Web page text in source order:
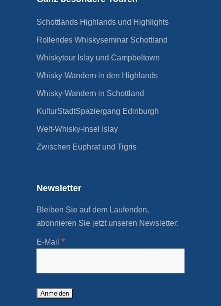
Schottlands Highlands und Highlights
Rollendes Whiskyseminar Schottland
Whiskytour Islay und Campbeltown
Whisky-Wandern in den Highlands
Whisky-Wandern in Schottland
KulturStadtSpaziergang Edinburgh
Welt-Whisky-Insel Islay
Zwischen Euphrat und Tigris
Newsletter
Bleiben Sie auf dem Laufenden,
abonnieren Sie jetzt unseren Newsletter:
E-Mail *